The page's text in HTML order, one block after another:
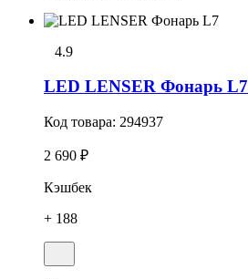
4.9
LED LENSER Фонарь L7
Код товара: 294937
2 690 ₽
Кэшбек
+ 188